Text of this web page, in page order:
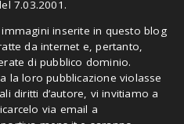
7.03.2001.
immagini inserite in questo blog
da internet e, pertanto,
di pubblico dominio.
la loro pubblicazione violasse
diritti d’autore, vi invitiamo a
via email a